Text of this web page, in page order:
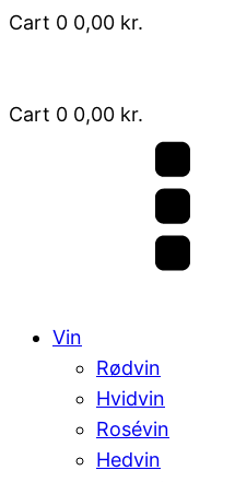
Cart 0 0,00 kr.
Cart 0 0,00 kr.
Vin
Rødvin
Hvidvin
Rosévin
Hedvin